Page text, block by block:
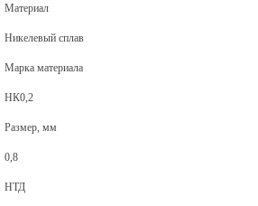
Материал
Никелевый сплав
Марка материала
НК0,2
Размер, мм
0,8
НТД